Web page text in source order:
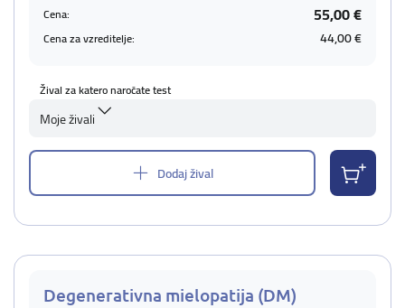
Cena: 55,00 €
Cena za vzreditelje: 44,00 €
Žival za katero naročate test
Moje živali
Dodaj žival
Degenerativna mielopatija (DM)